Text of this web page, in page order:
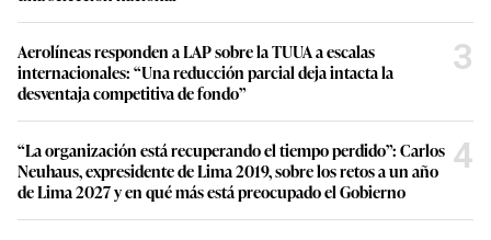
Aerolíneas responden a LAP sobre la TUUA a escalas
internacionales: “Una reducción parcial deja intacta la
desventaja competitiva de fondo”
3
“La organización está recuperando el tiempo perdido”: Carlos
Neuhaus, expresidente de Lima 2019, sobre los retos a un año
de Lima 2027 y en qué más está preocupado el Gobierno
4